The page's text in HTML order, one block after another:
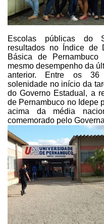
Escolas públicas do
resultados no Índice de
Básica de Pernambuco
mesmo desempenho da
anterior. Entre os 36
solenidade no início da
do Governo Estadual, a
de Pernambuco no Idepe
acima da média
comemorado pelo